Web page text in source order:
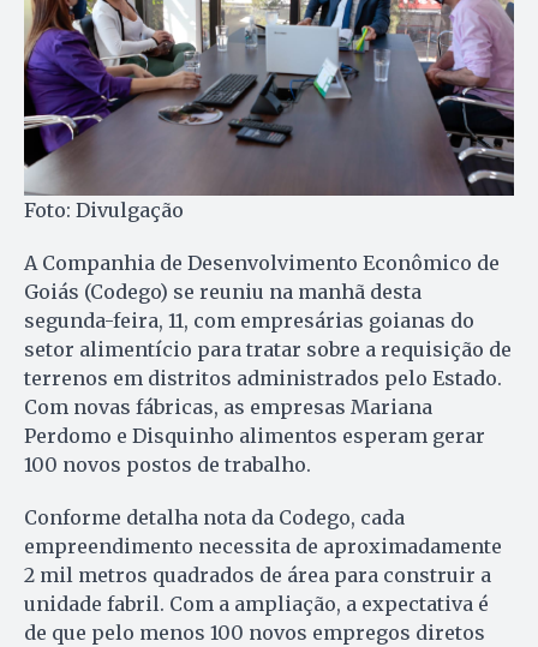
Foto: Divulgação
A Companhia de Desenvolvimento Econômico de
Goiás (Codego) se reuniu na manhã desta
segunda-feira, 11, com empresárias goianas do
setor alimentício para tratar sobre a requisição de
terrenos em distritos administrados pelo Estado.
Com novas fábricas, as empresas Mariana
Perdomo e Disquinho alimentos esperam gerar
100 novos postos de trabalho.
Conforme detalha nota da Codego, cada
empreendimento necessita de aproximadamente
2 mil metros quadrados de área para construir a
unidade fabril. Com a ampliação, a expectativa é
de que pelo menos 100 novos empregos diretos